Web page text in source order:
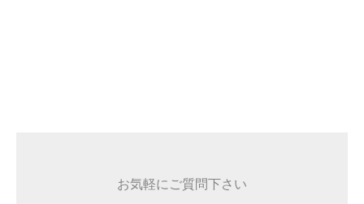
お気軽にご質問下さい